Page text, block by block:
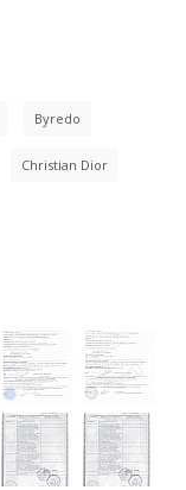
Byredo
Christian Dior